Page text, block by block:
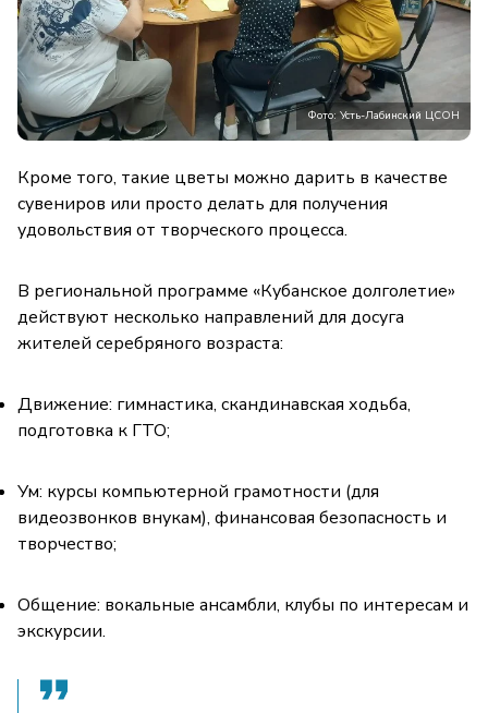
Фото: Усть-Лабинский ЦСОН
Кроме того, такие цветы можно дарить в качестве
сувениров или просто делать для получения
удовольствия от творческого процесса.
В региональной программе «Кубанское долголетие»
действуют несколько направлений для досуга
жителей серебряного возраста:
Движение: гимнастика, скандинавская ходьба,
подготовка к ГТО;
Ум: курсы компьютерной грамотности (для
видеозвонков внукам), финансовая безопасность и
творчество;
Общение: вокальные ансамбли, клубы по интересам и
экскурсии.